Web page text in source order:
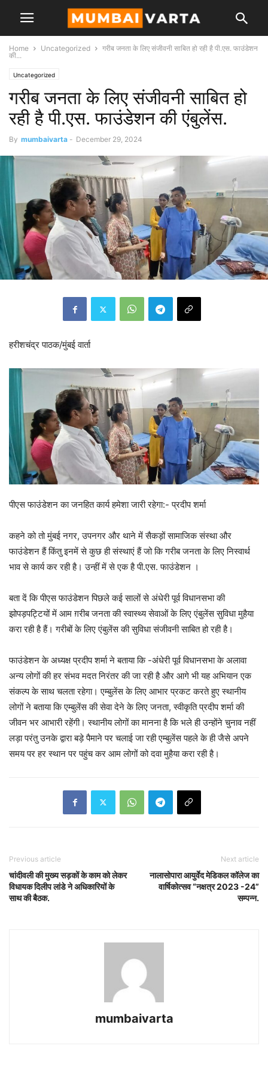
Home Uncategorized
गरीब जनता के लिए संजीवनी साबित हो रही है पी.एस. फाउंडेशन
की...
Uncategorized
गरीब जनता के लिए संजीवनी साबित हो
रही है पी.एस. फाउंडेशन की एंबुलेंस.
By mumbaivarta - December 29, 2024
हरीशचंद्र पाठक/मुंबई वार्ता
पीएस फाउंडेशन का जनहित कार्य हमेशा जारी रहेगा:- प्रदीप शर्मा
कहने को तो मुंबई नगर, उपनगर और थाने में सैकड़ों सामाजिक संस्था और
फाउंडेशन हैं किंतु इनमें से कुछ ही संस्थाएं हैं जो कि गरीब जनता के लिए निस्वार्थ
भाव से कार्य कर रही है। उन्हीं में से एक है पी.एस. फाउंडेशन ।
बता दें कि पीएस फाउंडेशन पिछले कई सालों से अंधेरी पूर्व विधानसभा की
झोपड़पट्टियों में आम ग़रीब जनता की स्वास्थ्य सेवाओं के लिए एंबुलेंस सुविधा मुहैया
करा रही है हैं। गरीबों के लिए एंबुलेंस की सुविधा संजीवनी साबित हो रही है।
फाउंडेशन के अध्यक्ष प्रदीप शर्मा ने बताया कि -अंधेरी पूर्व विधानसभा के अलावा
अन्य लोगों की हर संभव मदत निरंतर की जा रही है और आगे भी यह अभियान एक
संकल्प के साथ चलता रहेगा। एम्बुलेंस के लिए आभार प्रकट करते हुए स्थानीय
लोगों ने बताया कि एम्बुलेंस की सेवा देने के लिए जनता, स्वीकृति प्रदीप शर्मा की
जीवन भर आभारी रहेंगी। स्थानीय लोगों का मानना है कि भले ही उन्होंने चुनाव नहीं
लड़ा परंतु उनके द्वारा बड़े पैमाने पर चलाई जा रही एम्बुलेंस पहले के ही जैसे अपने
समय पर हर स्थान पर पहुंच कर आम लोगों को दवा मुहैया करा रही है।
Previous article
चांदीवली की मुख्य सड़कों के काम को लेकर
विधायक दिलीप लांडे ने अधिकारियों के
साथ की बैठक.
Next article
नालासोपारा आयुर्वेद मेडिकल कॉलेज का
वार्षिकोत्सव “नक्षत्र 2023 -24”
सम्पन्न.
mumbaivarta